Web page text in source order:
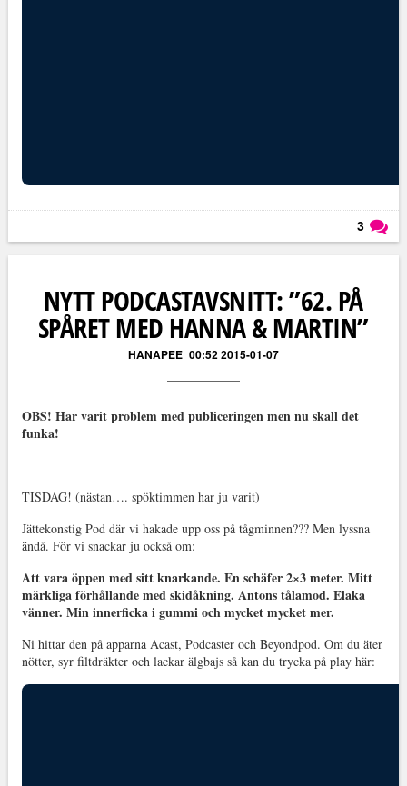
3
NYTT PODCASTAVSNITT: ”62. PÅ
SPÅRET MED HANNA & MARTIN”
HANAPEE 00:52 2015-01-07
OBS! Har varit problem med publiceringen men nu skall det
funka!
TISDAG! (nästan…. spöktimmen har ju varit)
Jättekonstig Pod där vi hakade upp oss på tågminnen??? Men lyssna
ändå. För vi snackar ju också om:
Att vara öppen med sitt knarkande. En schäfer 2×3 meter. Mitt
märkliga förhållande med skidåkning. Antons tålamod. Elaka
vänner. Min innerficka i gummi och mycket mycket mer.
Ni hittar den på apparna Acast, Podcaster och Beyondpod. Om du äter
nötter, syr filtdräkter och lackar älgbajs så kan du trycka på play här: